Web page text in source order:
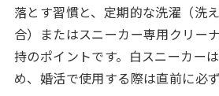
落とす習慣と、定期的な洗濯（洗
合）またはスニーカー専用クリー
持のポイントです。白スニーカー
め、婚活で使用する際は直前に必